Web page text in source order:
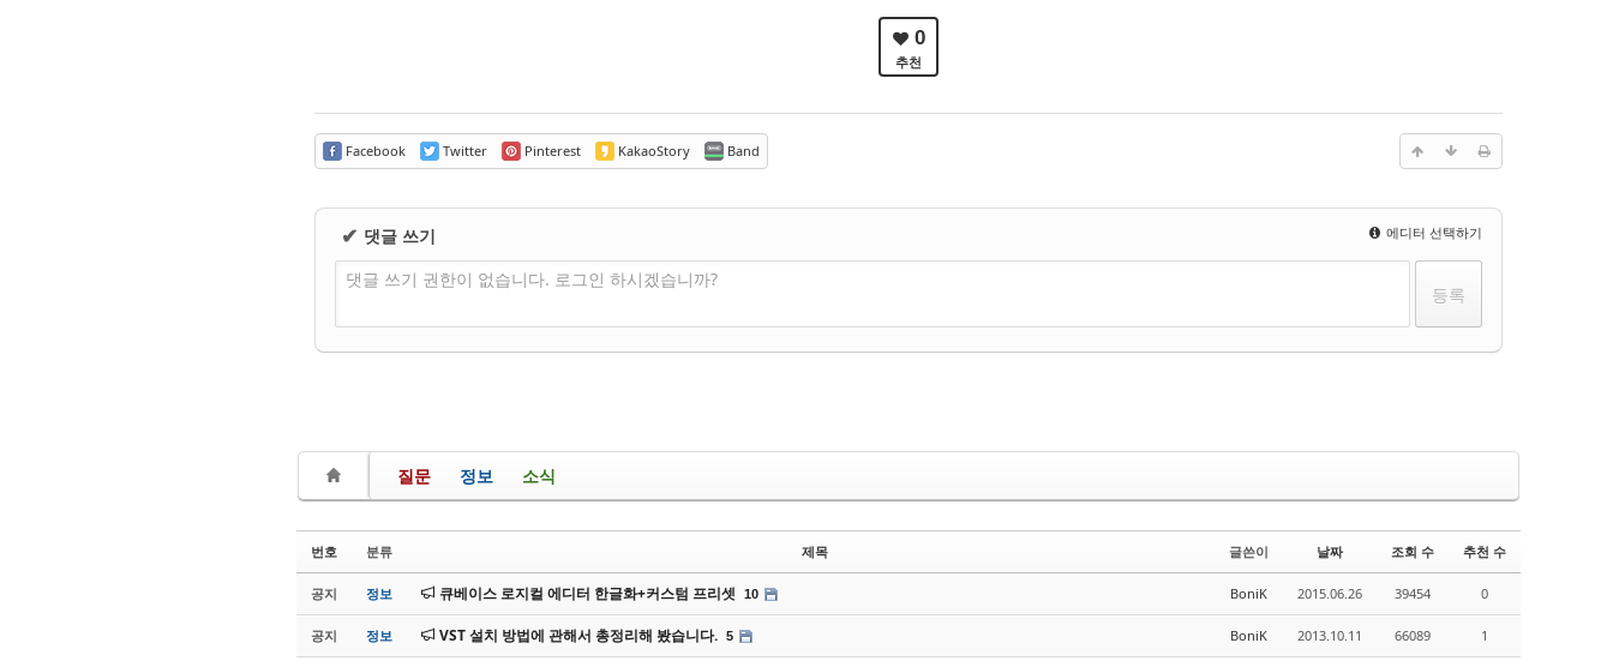
0
추천
Facebook Twitter Pinterest KakaoStory Band
✔ 댓글 쓰기 에디터 선택하기
댓글 쓰기 권한이 없습니다. 로그인 하시겠습니까?
질문 정보 소식
번호 분류 제목 글쓴이 날짜 조회 수 추천 수
공지 정보 큐베이스 로지컬 에디터 한글화+커스텀 프리셋 10 BoniK 2015.06.26 39454 0
공지 정보 VST 설치 방법에 관해서 총정리해 봤습니다. 5 BoniK 2013.10.11 66089 1